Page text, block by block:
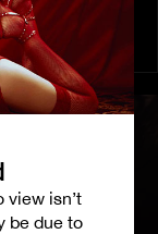
view isn’t
be due to